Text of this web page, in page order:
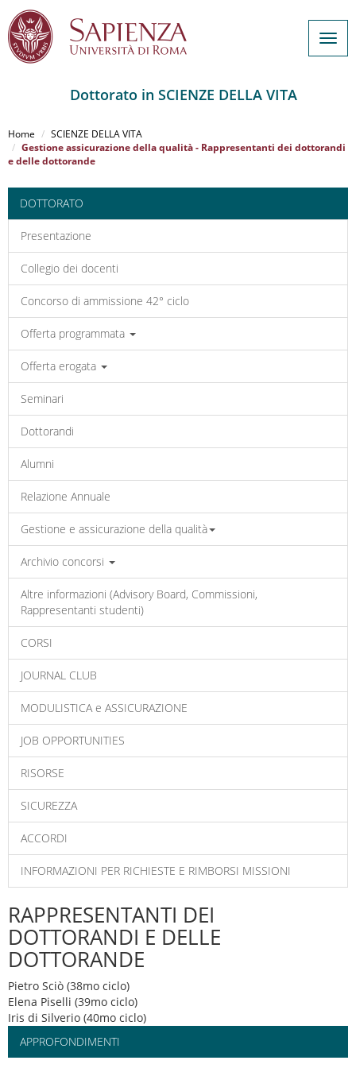
al
contenuto
principale
Dottorato in SCIENZE DELLA VITA
Home
SCIENZE DELLA VITA
Gestione assicurazione della qualità - Rappresentanti dei dottorandi
e delle dottorande
DOTTORATO
Presentazione
Collegio dei docenti
Concorso di ammissione 42° ciclo
Offerta programmata
Offerta erogata
Seminari
Dottorandi
Alumni
Relazione Annuale
Gestione e assicurazione della qualità
Archivio concorsi
Altre informazioni (Advisory Board, Commissioni,
Rappresentanti studenti)
CORSI
JOURNAL CLUB
MODULISTICA e ASSICURAZIONE
JOB OPPORTUNITIES
RISORSE
SICUREZZA
ACCORDI
INFORMAZIONI PER RICHIESTE E RIMBORSI MISSIONI
RAPPRESENTANTI DEI
DOTTORANDI E DELLE
DOTTORANDE
Pietro Sciò (38mo ciclo)
Elena Piselli (39mo ciclo)
Iris di Silverio (40mo ciclo)
APPROFONDIMENTI